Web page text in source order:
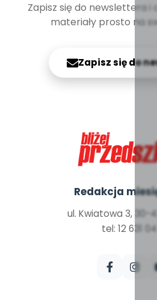
Zapisz się do newslettera i
materiały prosto na
Zapisz się do
Redakcja
ul. Kwiatowa 3, 30-
tel: 12 631 04